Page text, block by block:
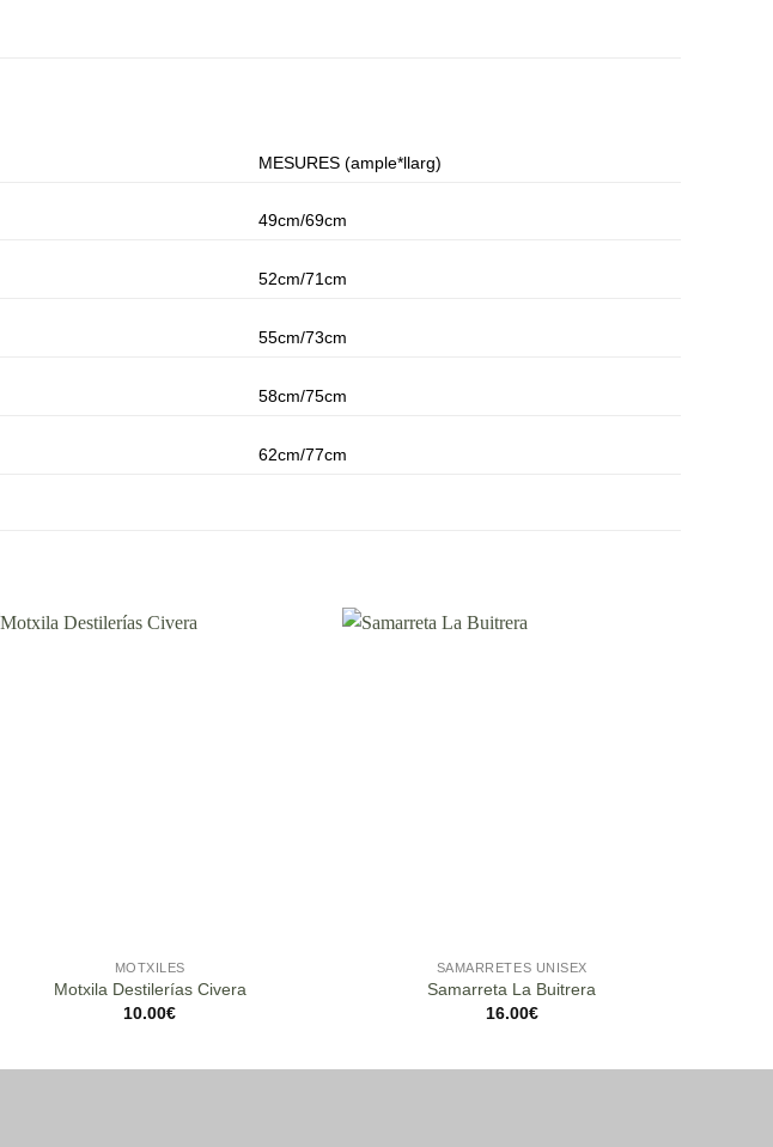
MESURES (ample*llarg)
49cm/69cm
52cm/71cm
55cm/73cm
58cm/75cm
62cm/77cm
MOTXILES
Motxila Destilerías Civera
10.00€
SAMARRETES UNISEX
Samarreta La Buitrera
16.00€